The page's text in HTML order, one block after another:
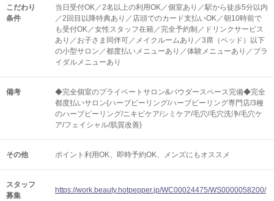
こだわり
条件
当日受付OK／2名以上の利用OK／個室あり／駅から徒歩5分以内
／2回目以降特典あり／店頭でのカード支払いOK／朝10時前で
も受付OK／女性スタッフ在籍／完全予約制／ドリンクサービス
あり／お子さま同伴可／メイクルームあり／3席（ベッド）以下
の小型サロン／都度払いメニューあり／体験メニューあり／ブラ
イダルメニューあり
備考
◆完全個室のプライベートサロン&パウダースペース完備◆完全
都度払いサロン{ハーブピーリング/ハーブピーリング専門店/3種
のハーブピーリング/ニキビケア/シミケア/毛穴/毛穴洗浄/毛穴ケ
ア/フェイシャル/肌質改善}
その他 ポイント利用OK 即時予約OK メンズにもオススメ
スタッフ
募集
https://work.beauty.hotpepper.jp/WC00024475/WS0000058200/